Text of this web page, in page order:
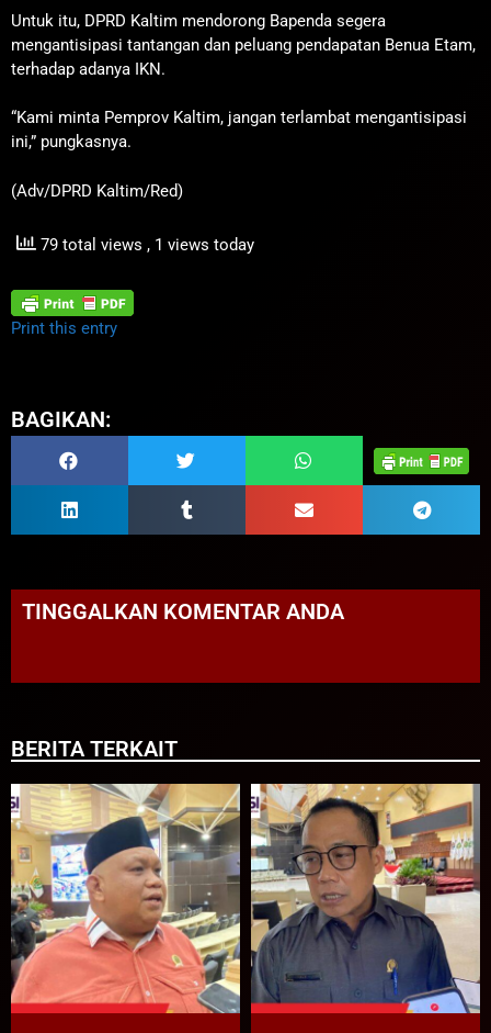
Untuk itu, DPRD Kaltim mendorong Bapenda segera
mengantisipasi tantangan dan peluang pendapatan Benua Etam,
terhadap adanya IKN.
“Kami minta Pemprov Kaltim, jangan terlambat mengantisipasi
ini,” pungkasnya.
(Adv/DPRD Kaltim/Red)
79 total views , 1 views today
Print this entry
BAGIKAN:
TINGGALKAN KOMENTAR ANDA
BERITA TERKAIT